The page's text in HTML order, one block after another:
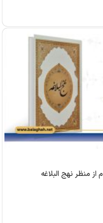
منظر نهج البلاغه